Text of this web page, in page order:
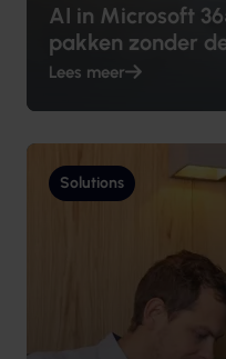
AI in Microsoft
pakken zonder
Lees meer
Solutions